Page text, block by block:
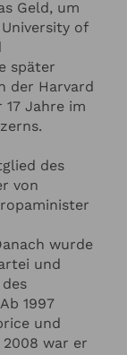
für die
Figur in
und sein
einer
Geld, um
of
später
der Harvard
Jahre im
des
von
wurde
und
1997
und
2008 war er
Hinzufügen
werden.*
dem LSB
(Das